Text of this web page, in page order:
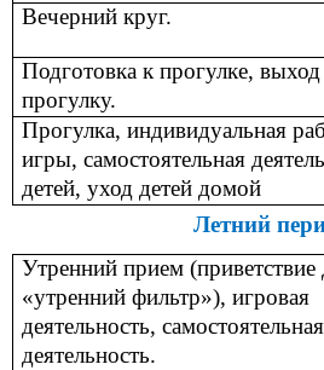
Вечерний круг.
Подготовка к прогулке,
прогулку.
Прогулка, индивидуальная
игры, самостоятельная
детей, уход детей домой
Летний
Утренний прием (приветствие
«утренний фильтр»), игровая
деятельность, самостоятельная
деятельность.